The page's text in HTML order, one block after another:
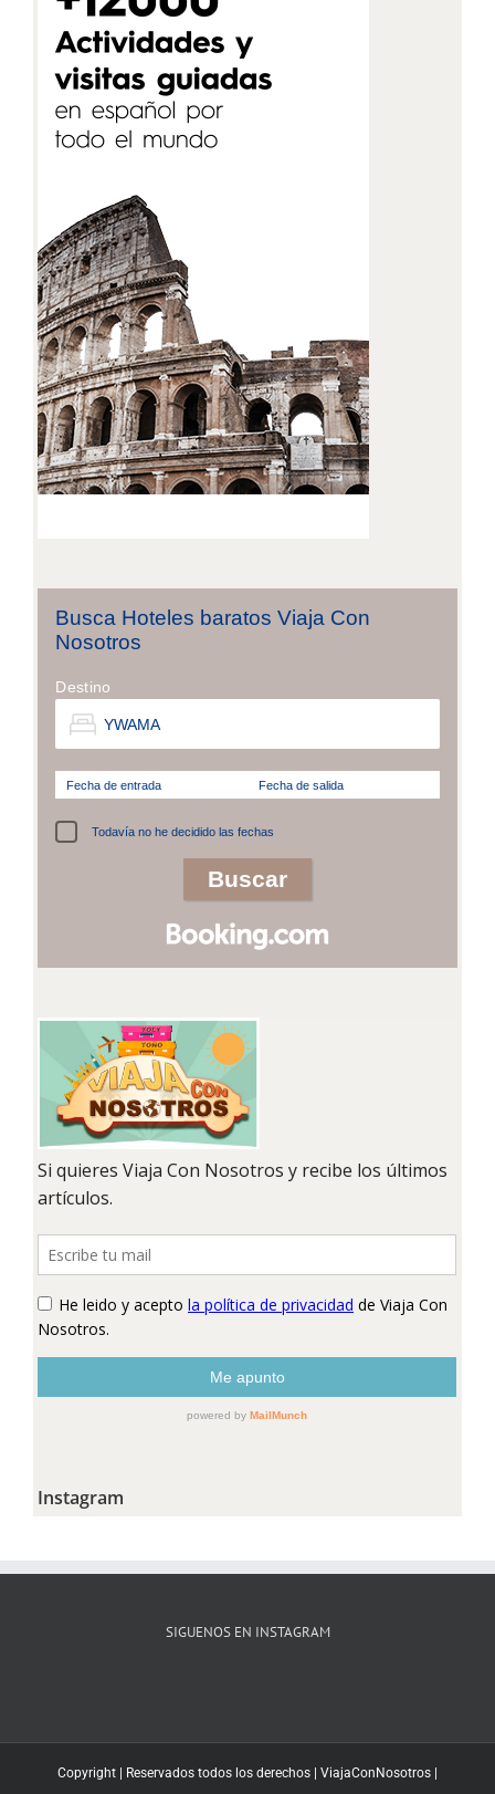
Busca Hoteles baratos Viaja Con
Nosotros
Destino
Fecha de entrada Fecha de salida
Todavía no he decidido las fechas
Instagram
SIGUENOS EN INSTAGRAM
Copyright | Reservados todos los derechos | ViajaConNosotros |